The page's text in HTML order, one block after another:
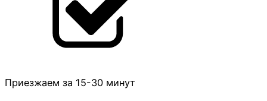
Приезжаем за 15-30 минут